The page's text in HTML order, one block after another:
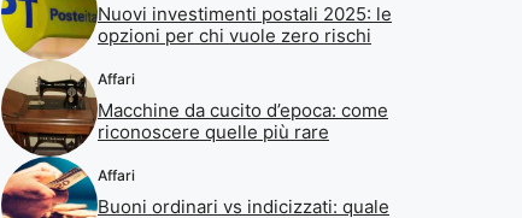
Nuovi investimenti postali 2025: le
opzioni per chi vuole zero rischi
Affari
Macchine da cucito d’epoca: come
riconoscere quelle più rare
Affari
Buoni ordinari vs indicizzati: quale